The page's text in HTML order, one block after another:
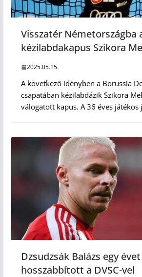
Visszatér Németországba
kézilabdakapus Szikora
2025.05.15.
A következő idényben a Borussia
csapatában kézilabdázik Szikora
válogatott kapus. A 36 éves játékos
Dzsudzsák Balázs egy évet
hosszabbított a DVSC-vel